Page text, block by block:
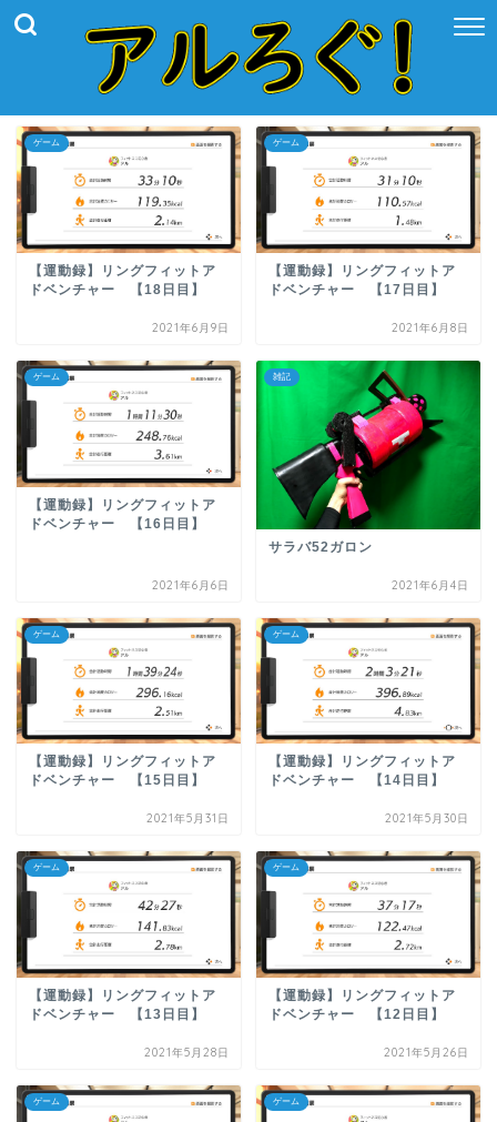
ゲーム
【運動録】リングフィットア
ドベンチャー 【18日目】
2021年6月9日
ゲーム
【運動録】リングフィットア
ドベンチャー 【17日目】
2021年6月8日
ゲーム
【運動録】リングフィットア
ドベンチャー 【16日目】
2021年6月6日
雑記
サラバ52ガロン
2021年6月4日
ゲーム
【運動録】リングフィットア
ドベンチャー 【15日目】
2021年5月31日
ゲーム
【運動録】リングフィットア
ドベンチャー 【14日目】
2021年5月30日
ゲーム
【運動録】リングフィットア
ドベンチャー 【13日目】
2021年5月28日
ゲーム
【運動録】リングフィットア
ドベンチャー 【12日目】
2021年5月26日
ゲーム ゲーム